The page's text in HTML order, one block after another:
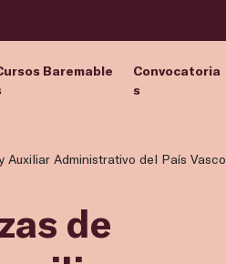
Baremable
Convocatoria
s
Auxiliar Administrativo del País Vasco
de